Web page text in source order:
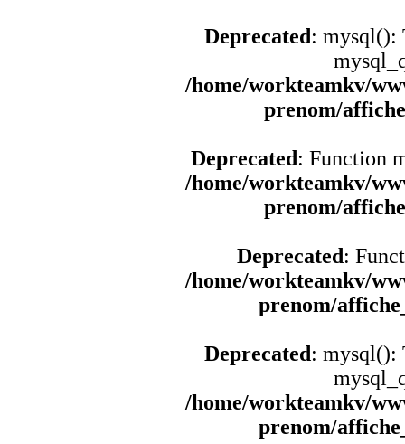
Deprecated: mysql():
/home/workteamkv/
prenom/
Deprecated: Function
/home/workteamkv/
prenom/
Deprecated:
/home/workteamkv/
prenom/
Deprecated: mysql():
/home/workteamkv/
prenom/